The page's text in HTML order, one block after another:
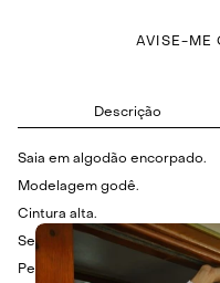
AVISE-ME
Descrição
Saia em algodão encorpado.
Modelagem godê.
Cintura alta.
Sem forro.
Peça lisa.